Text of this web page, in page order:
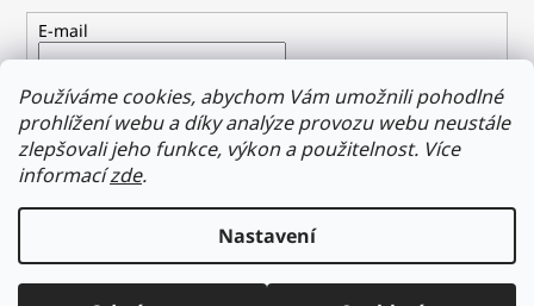
Používáme cookies, abychom Vám umožnili pohodlné
prohlížení webu a díky analýze provozu webu neustále
zlepšovali jeho funkce, výkon a použitelnost. Více
informacízde.
Nastavení
í
E-mail
Vložením e-mailu souhlasíte s podmínkami ochrany
osobních údajů
PŘIHLÁSIT SE